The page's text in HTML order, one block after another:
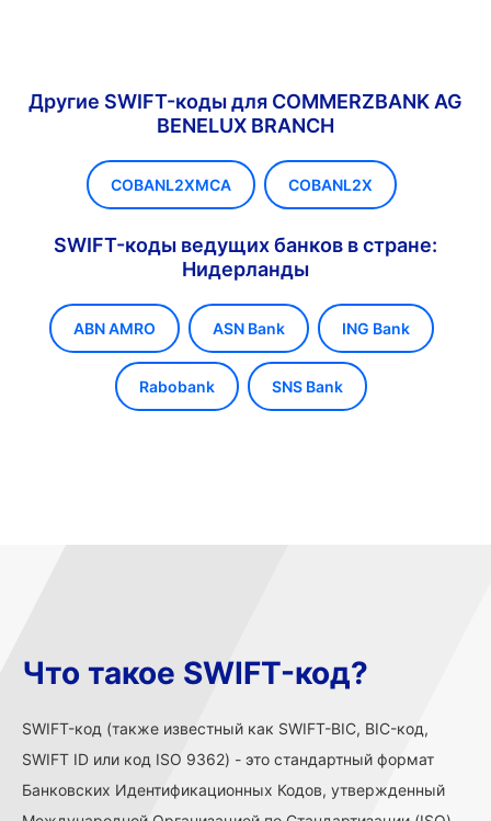
Другие SWIFT-коды для COMMERZBANK AG
BENELUX BRANCH
COBANL2XMCA COBANL2X
SWIFT-коды ведущих банков в стране:
Нидерланды
ABN AMRO ASN Bank ING Bank
Rabobank SNS Bank
Что такое SWIFT-код?
SWIFT-код (также известный как SWIFT-BIC, BIC-код,
SWIFT ID или код ISO 9362) - это стандартный формат
Банковских Идентификационных Кодов, утвержденный